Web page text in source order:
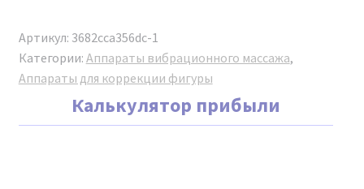
Подробнее о сертификатах и о том, зачем нужно
проверять их на оригинальность, вы можете
почитать в нашей статье:НАЖМИТЕ ДЛЯ ПРОСМОТРА
СТАТЬИ
ПОЧЕМУ МЫ
Артикул: 3682cca356dc-1
Категории: Аппараты вибрационного массажа,
Аппараты для коррекции фигуры
Калькулятор прибыли